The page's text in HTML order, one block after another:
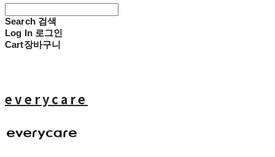
Search 검색
Log In 로그인
Cart장바구니
everycare